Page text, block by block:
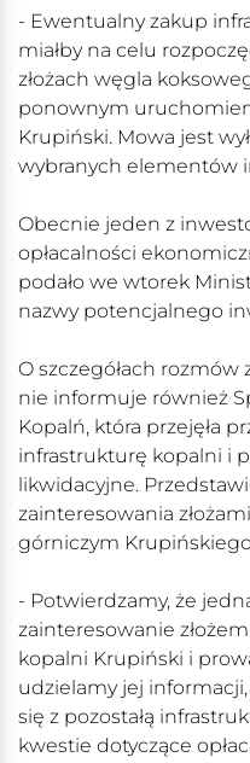
- Ewentualny zakup
miałby na celu
złożach węgla
ponownym
Krupiński. Mowa jest
wybranych elementów
Obecnie jeden z
opłacalności
podało we wtorek
nazwy potencjalnego
O szczegółach
nie informuje również
Kopalń, która przejęła
infrastrukturę kopalni i
likwidacyjne.
zainteresowania
górniczym
- Potwierdzamy, że
zainteresowanie
kopalni Krupiński i
udzielamy jej
się z pozostałą
kwestie dotyczące